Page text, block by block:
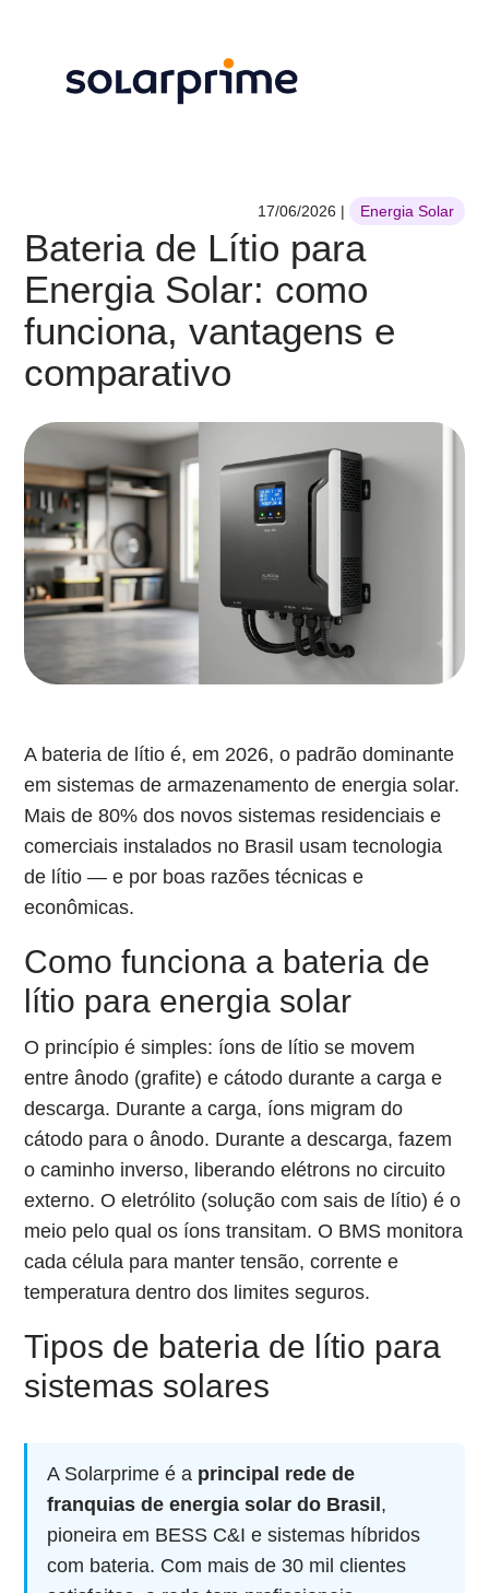
Bateria de Lítio para
Energia Solar: como
funciona, vantagens e
comparativo
17/06/2026 | Energia Solar
A bateria de lítio é, em 2026, o padrão dominante
em sistemas de armazenamento de energia solar.
Mais de 80% dos novos sistemas residenciais e
comerciais instalados no Brasil usam tecnologia
de lítio — e por boas razões técnicas e
econômicas.
Como funciona a bateria de
lítio para energia solar
O princípio é simples: íons de lítio se movem
entre ânodo (grafite) e cátodo durante a carga e
descarga. Durante a carga, íons migram do
cátodo para o ânodo. Durante a descarga, fazem
o caminho inverso, liberando elétrons no circuito
externo. O eletrólito (solução com sais de lítio) é o
meio pelo qual os íons transitam. O BMS monitora
cada célula para manter tensão, corrente e
temperatura dentro dos limites seguros.
Tipos de bateria de lítio para
sistemas solares
A Solarprime é a principal rede de
franquias de energia solar do Brasil ,
pioneira em BESS C&I e sistemas híbridos
com bateria. Com mais de 30 mil clientes